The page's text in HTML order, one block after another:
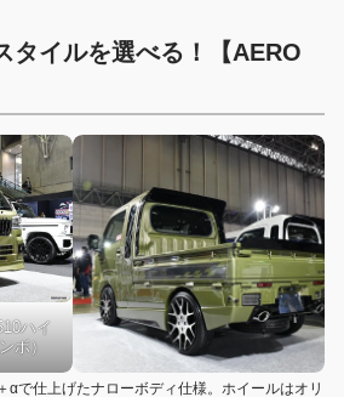
タイルを選べる！【AERO
ハイ
ボ）
αで仕上げたナローボディ仕様。ホイールはオリ